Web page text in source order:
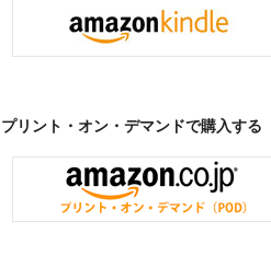
プリント・オン・デマンドで購入する